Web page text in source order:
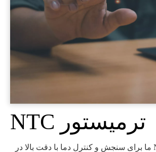
ترمیستور NTC
ترمیستورهای NTC ما برای سنجش و کنترل دما با دقت بالا در